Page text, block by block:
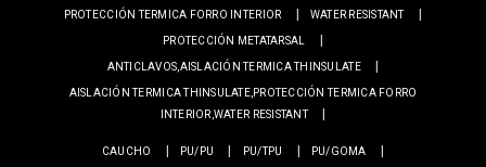
PROTECCIÓN TERMICA FORRO INTERIOR
WATER RESISTANT
PROTECCIÓN METATARSAL
ANTICLAVOS,AISLACIÓN TERMICA THINSULATE
AISLACIÓN TERMICA THINSULATE,PROTECCIÓN TERMICA FORRO
INTERIOR,WATER RESISTANT
CAUCHO PU/PU PU/TPU PU/GOMA